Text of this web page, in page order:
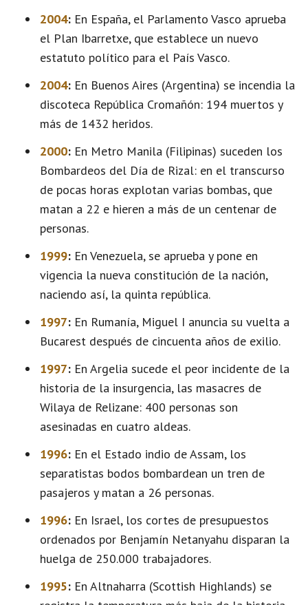
2004: En España, el Parlamento Vasco aprueba
el Plan Ibarretxe, que establece un nuevo
estatuto político para el País Vasco.
2004: En Buenos Aires (Argentina) se incendia la
discoteca República Cromañón: 194 muertos y
más de 1432 heridos.
2000: En Metro Manila (Filipinas) suceden los
Bombardeos del Día de Rizal: en el transcurso
de pocas horas explotan varias bombas, que
matan a 22 e hieren a más de un centenar de
personas.
1999: En Venezuela, se aprueba y pone en
vigencia la nueva constitución de la nación,
naciendo así, la quinta república.
1997: En Rumanía, Miguel I anuncia su vuelta a
Bucarest después de cincuenta años de exilio.
1997: En Argelia sucede el peor incidente de la
historia de la insurgencia, las masacres de
Wilaya de Relizane: 400 personas son
asesinadas en cuatro aldeas.
1996: En el Estado indio de Assam, los
separatistas bodos bombardean un tren de
pasajeros y matan a 26 personas.
1996: En Israel, los cortes de presupuestos
ordenados por Benjamín Netanyahu disparan la
huelga de 250.000 trabajadores.
1995: En Altnaharra (Scottish Highlands) se